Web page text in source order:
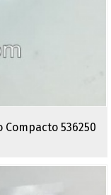
Compacto 536250